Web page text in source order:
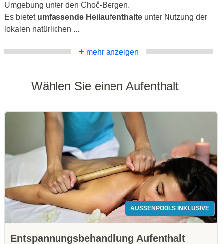
Umgebung unter den Choč-Bergen.
Es bietet umfassende Heilaufenthalte unter Nutzung der
lokalen natürlichen ...
+ mehr anzeigen
Wählen Sie einen Aufenthalt
AUSSENPOOLS INKLUSIVE
Entspannungsbehandlung Aufenthalt